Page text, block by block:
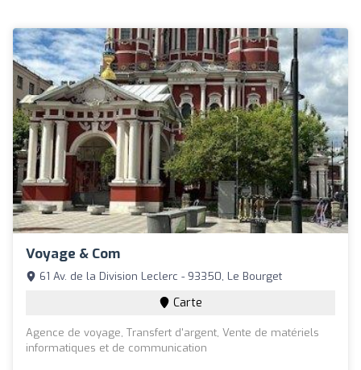
Voyage & Com
61 Av. de la Division Leclerc - 93350, Le Bourget
Carte
Agence de voyage, Transfert d'argent, Vente de matériels
informatiques et de communication